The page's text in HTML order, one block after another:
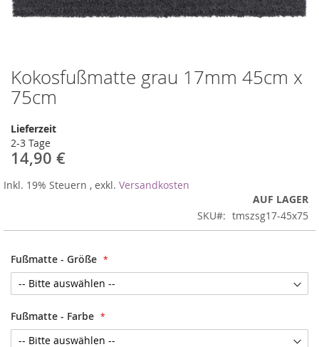
Kokosfußmatte grau 17mm 45cm x
75cm
Lieferzeit
2-3 Tage
14,90 €
Inkl. 19% Steuern , exkl. Versandkosten
AUF LAGER
SKU
tmszsg17-45x75
Fußmatte - Größe
Fußmatte - Farbe
Zum
Anfang
der
springen